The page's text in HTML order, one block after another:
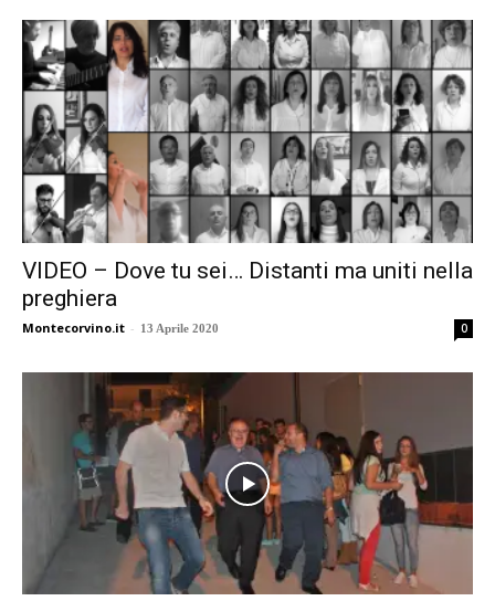
VIDEO – Dove tu sei… Distanti ma uniti nella
preghiera
Montecorvino.it - 13 Aprile 2020 0